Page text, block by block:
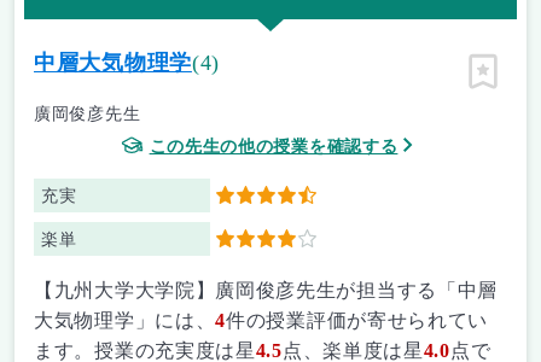
中層大気物理学(4)
廣岡俊彦先生
この先生の他の授業を確認する
充実 4.5
楽単 4
ピン留
【九州大学大学院】廣岡俊彦先生が担当する「中層
大気物理学」には、4件の授業評価が寄せられてい
ます。授業の充実度は星4.5点、楽単度は星4.0点で